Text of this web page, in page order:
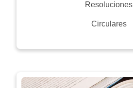
Resoluciones
Circulares